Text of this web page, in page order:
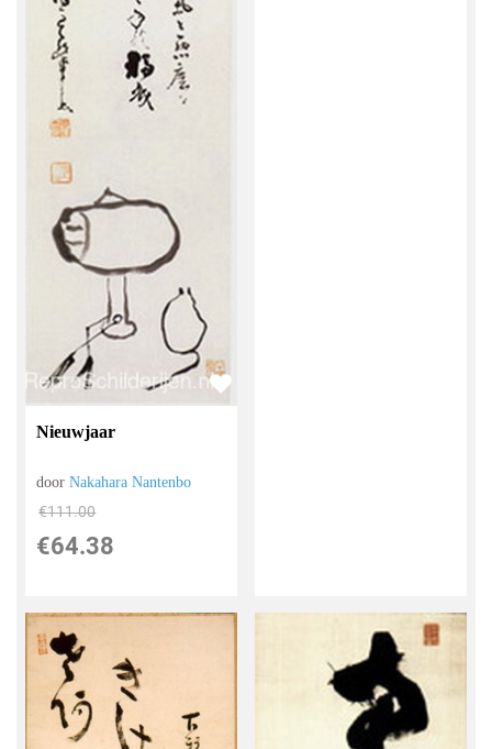
Nieuwjaar
doorNakahara Nantenbo
€111.00
€64.38